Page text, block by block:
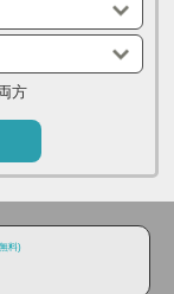
方
料)